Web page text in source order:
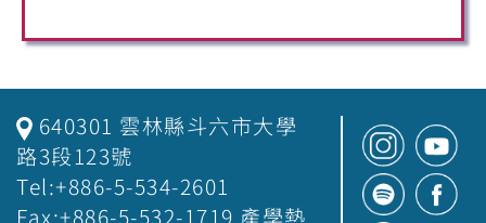
640301 雲林縣斗六市大學
路3段123號
Tel:+886-5-534-2601
Fax:+886-5-532-1719 產學熱